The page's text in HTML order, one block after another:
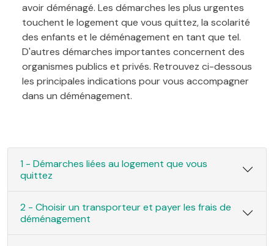
avoir déménagé. Les démarches les plus urgentes
touchent le logement que vous quittez, la scolarité
des enfants et le déménagement en tant que tel.
D'autres démarches importantes concernent des
organismes publics et privés. Retrouvez ci-dessous
les principales indications pour vous accompagner
dans un déménagement.
1 - Démarches liées au logement que vous
quittez
2 - Choisir un transporteur et payer les frais de
déménagement